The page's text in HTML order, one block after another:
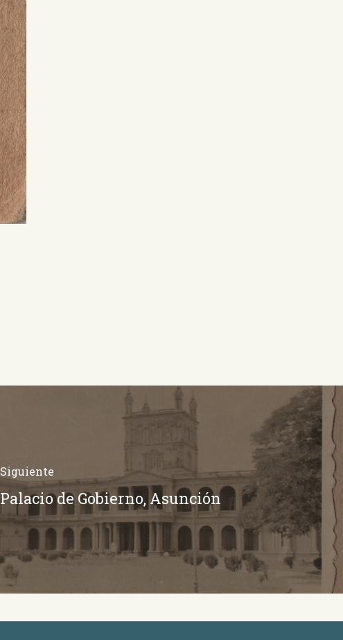
Siguiente
Palacio de Gobierno, Asunción